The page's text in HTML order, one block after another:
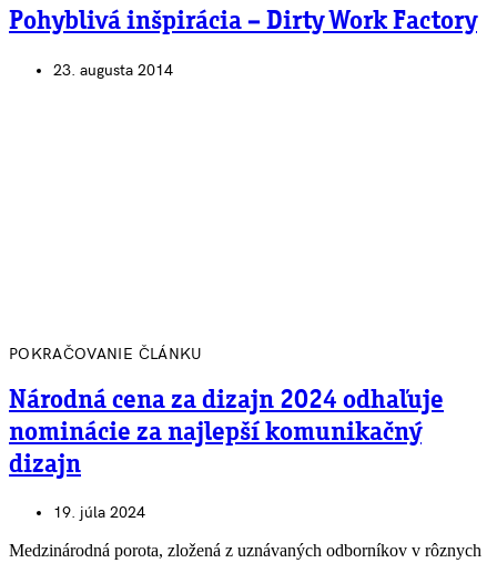
Pohyblivá inšpirácia – Dirty Work Factory
23. augusta 2014
POKRAČOVANIE ČLÁNKU
Národná cena za dizajn 2024 odhaľuje
nominácie za najlepší komunikačný
dizajn
19. júla 2024
Medzinárodná porota, zložená z uznávaných odborníkov v rôznych